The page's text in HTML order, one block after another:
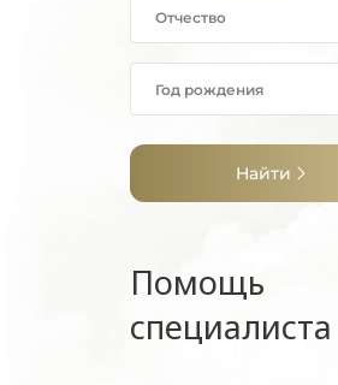
Найти
Помощь
специалиста